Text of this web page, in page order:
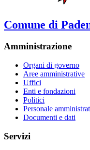
Comune di
Amministrazione
Organi di governo
Aree amministrative
Uffici
Enti e fondazioni
Politici
Personale
Documenti e dati
Servizi